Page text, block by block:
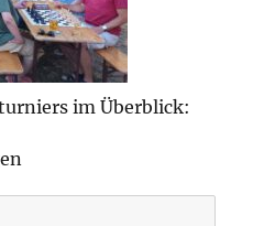
im Überblick: